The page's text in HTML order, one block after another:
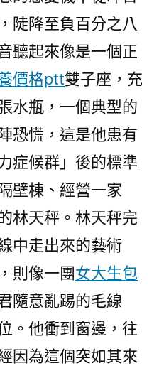
陡降至負百分之八
聽起來像是一個正
價格ptt雙子座，充
水瓶，一個典型的
恐慌，這是他患有
症候群」後的標準
壁棟、經營一家
林天秤。林天秤完
中走出來的藝術
則像一團女大生包
隨意亂踢的毛線
。他衝到窗邊，往
因為這個突如其來